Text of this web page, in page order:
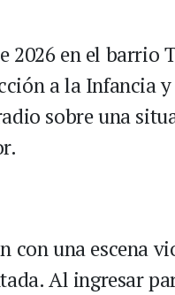
2026 en el barrio
a la Infancia y
sobre una
con una escena
Al ingresar